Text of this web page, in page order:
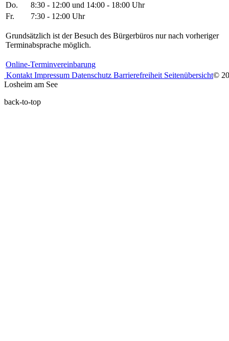
Do.
8:30 - 12:00 und 14:00 - 18:00 Uhr
Fr.
7:30 - 12:00 Uhr
Grundsätzlich ist der Besuch des Bürgerbüros nur nach vorheriger
Terminabsprache möglich.
Online-Terminvereinbarung
KontaktImpressum Datenschutz BarrierefreiheitSeitenübersicht©
Losheim am See
back-to-top